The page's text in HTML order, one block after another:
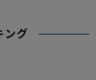
ング